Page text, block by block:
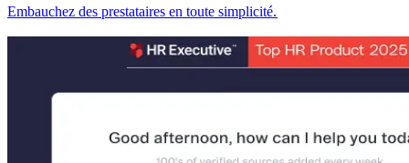
Embauchez des prestataires en toute simplicité.​​